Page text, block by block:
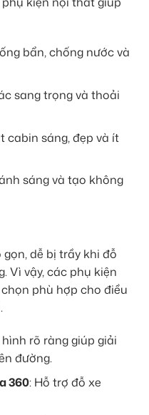
bẩn, chống nước và
sang trọng và thoải
cabin sáng, đẹp và ít
sáng và tạo không
dễ bị trầy khi đỗ
Vì vậy, các phụ kiện
phù hợp cho điều
hình rõ ràng giúp giải
đường.
360: Hỗ trợ đỗ xe